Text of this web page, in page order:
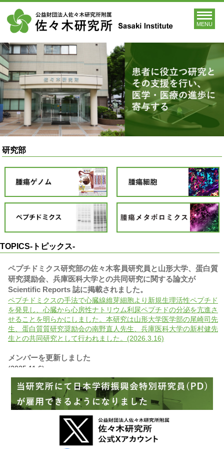
MENU
研究部
TOPICS-トピックス-
ペプチドミクス研究部の佐々木客員研究員と山形大学、蛋白質
研究奨励会、兵庫医科大学との共同研究に関する論文が
Scientific Reports 誌に掲載されました。
ペプチドミクスの手法で心臓線維芽細胞より新規生理活性ペプチド
を発見し、心臓から心房性ナトリウム利尿ペプチドの分泌を亢進さ
せることを明らかにしました。本研究は山形大学医学部の尾崎司先
生、蛋白質質研究奨励会の南野直人先生、兵庫医科大学の新村健先
生との共同研究として行われました。(2026.3.16)
メンバーを更新しました
(2025.11.6)
腫瘍細胞研究部の山口部長が翻訳を担当した本が出版されまし
た。
がんの生物学から予防、診断、治療まで、多くのたとえ話や逸話を
用いてわかりやすく書かれた一般向けの本です。(2025.10.22)
当研究所の菅野康吉兼任研究員（附属杏雲堂病院遺伝子診療